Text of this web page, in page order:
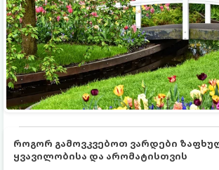
როგორ გამოვკვებოთ ვარდები
ყვავილობისა და არომატისთვის